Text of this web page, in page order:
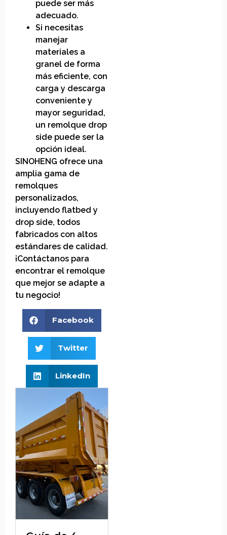
puede ser más
adecuado.
Si necesitas
manejar
materiales a
granel de forma
más eficiente, con
carga y descarga
conveniente y
mayor seguridad,
un remolque drop
side puede ser la
opción ideal.
SINOHENG ofrece una
amplia gama de
remolques
personalizados,
incluyendo flatbed y
drop side, todos
fabricados con altos
estándares de calidad.
¡Contáctanos para
encontrar el remolque
que mejor se adapte a
tu negocio!
Facebook
Twitter
LinkedIn